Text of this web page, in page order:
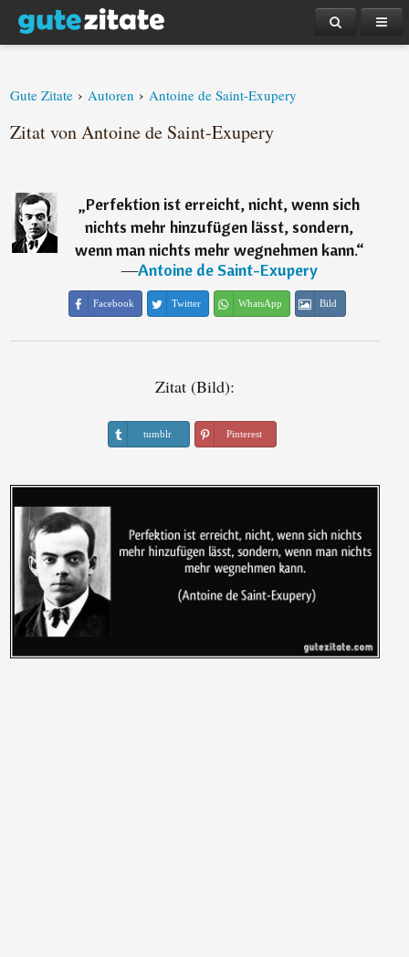
Gute Zitate › Autoren › Antoine de Saint-Exupery
Zitat von Antoine de Saint-Exupery
„Perfektion ist erreicht, nicht, wenn sich
nichts mehr hinzufügen lässt, sondern,
wenn man nichts mehr wegnehmen kann.“
―Antoine de Saint-Exupery
Facebook Twitter WhatsApp Bild
Zitat (Bild):
tumblr Pinterest